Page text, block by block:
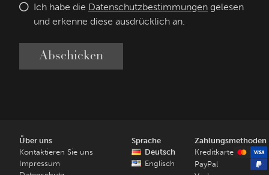
Ich habe die Datenschutzbestimmungen gelesen
und erkenne diese ausdrücklich an.
Abschicken
Über uns
Kontaktieren Sie uns
Impressum
Sprache
Deutsch
Englisch
Zahlungsmethoden
Kreditkarte
PayPal